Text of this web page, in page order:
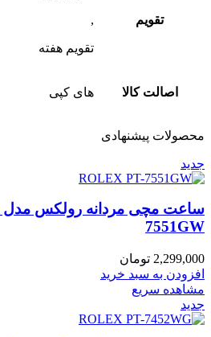
تقویم
,
تقویم هفته
اصالت کالا های کپی
محصولات پیشنهادی
جدید
7551GW
2,299,000 تومان
افزودن به سبد خرید
مشاهده سریع
جدید